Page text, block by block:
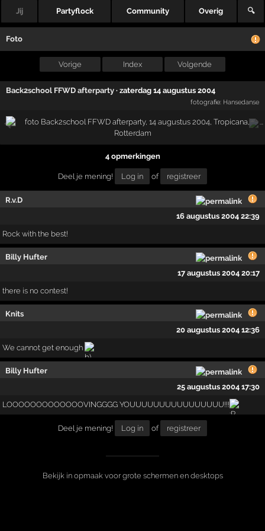
Jij Partyflock Community Overig 🔍
Foto
Vorige Index Volgende
Back2school FFWD afterparty ·zaterdag 14 augustus 2004
fotografie: Hansedanse
4 opmerkingen
Deel je mening! Log in of registreer
R.v.D
16 augustus 2004 22:39
Rock with the best!
Billy Hufter
17 augustus 2004 20:17
there is no contest!
Knits
20 augustus 2004 12:36
We cannot get enough
Billy Hufter
25 augustus 2004 17:30
LOOOOOOOOOOOOOVINGGGG YOUUUUUUUUUUUUUUUU!!!
Deel je mening! Log in of registreer
Bekijk in opmaak voor grote schermen en desktops